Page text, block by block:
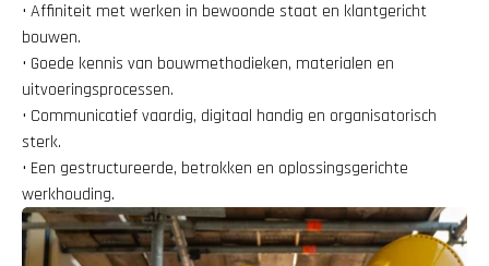
• Affiniteit met werken in bewoonde staat en klantgericht
bouwen.
• Goede kennis van bouwmethodieken, materialen en
uitvoeringsprocessen.
• Communicatief vaardig, digitaal handig en organisatorisch
sterk.
• Een gestructureerde, betrokken en oplossingsgerichte
werkhouding.